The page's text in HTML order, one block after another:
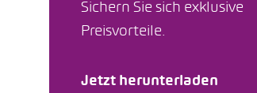
Sichern Sie sich exklusive
Preisvorteile.
Jetzt herunterladen